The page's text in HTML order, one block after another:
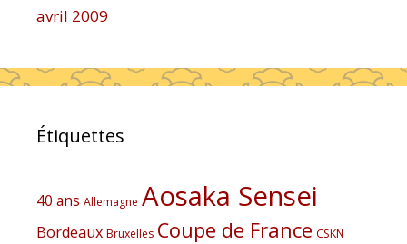
avril 2009
Étiquettes
40 ans Allemagne Aosaka Sensei
Bordeaux Bruxelles Coupe de France CSKN